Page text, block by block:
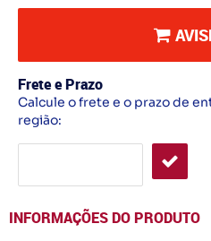
Frete e Prazo
Calcule o frete e o prazo de
região:
INFORMAÇÕES DO PRODUTO